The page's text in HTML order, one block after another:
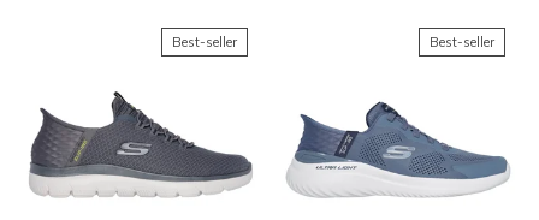
Best-seller Best-seller